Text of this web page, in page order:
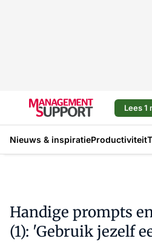
Lees 1
Nieuws & inspiratieProductiviteit
Handige prompts
(1): 'Gebruik jezelf